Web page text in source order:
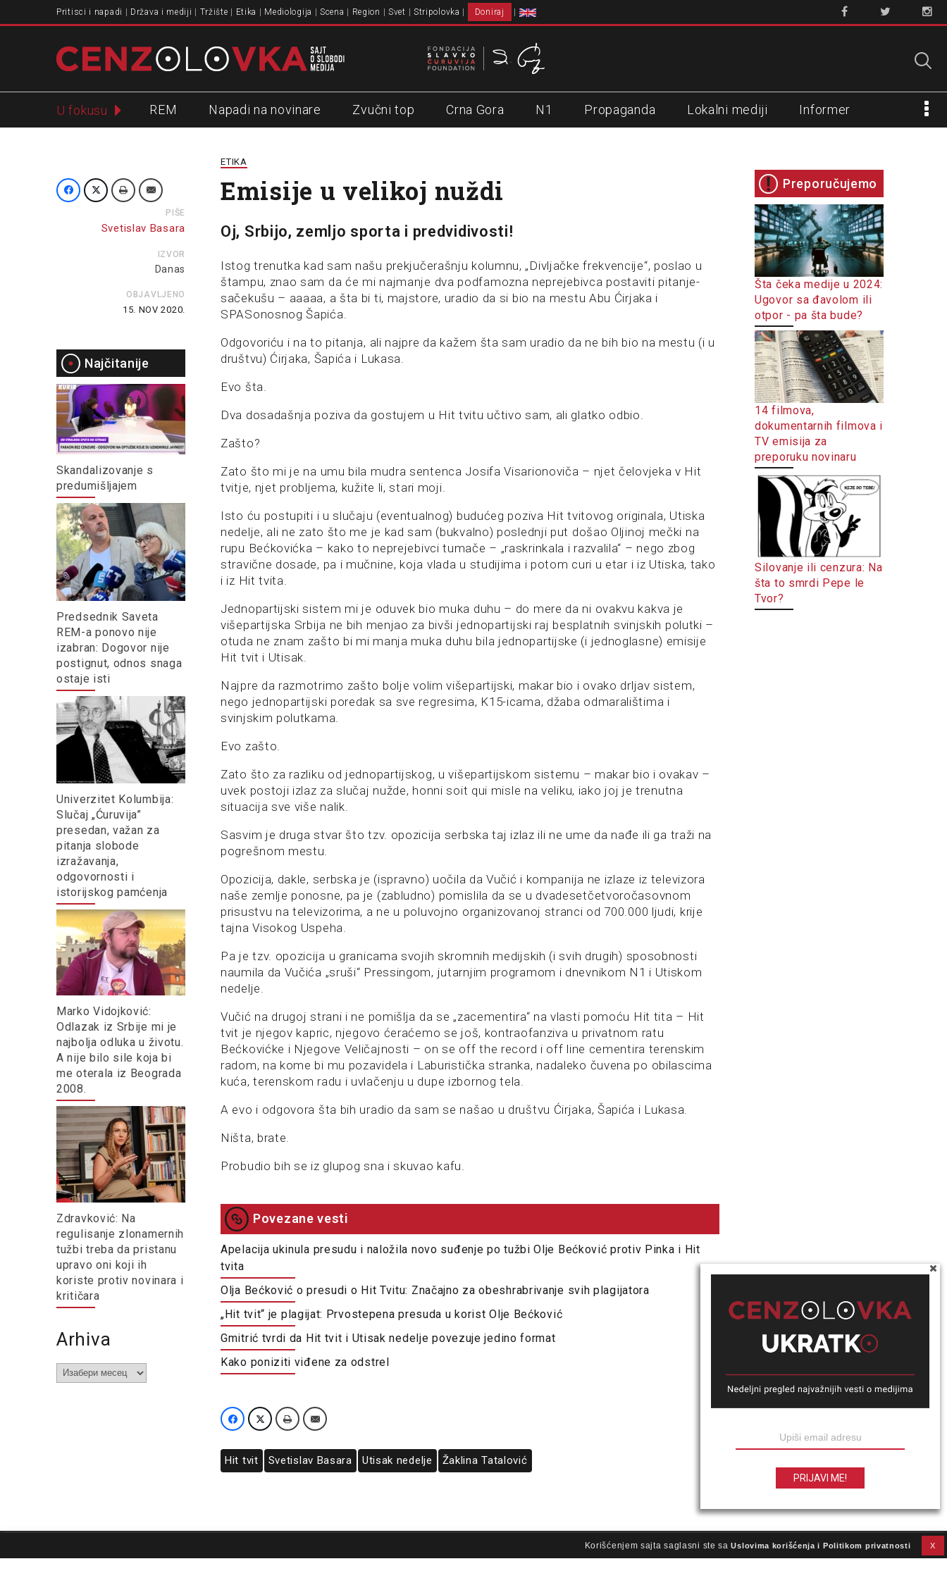
Pritisci i napadi Država i mediji Tržište Etika Mediologija Scena Region Svet Stripolovka Doniraj
U fokusu REM Napadi na novinare Zvučni top Crna Gora N1 Propaganda Lokalni mediji Informer
PIŠE
Svetislav Basara
IZVOR
Danas
OBJAVLJENO
15. NOV 2020.
Najčitanije
Skandalizovanje s
predumišljajem
Predsednik Saveta
REM-a ponovo nije
izabran: Dogovor nije
postignut, odnos snaga
ostaje isti
Univerzitet Kolumbija:
Slučaj „Ćuruvija”
presedan, važan za
pitanja slobode
izražavanja,
odgovornosti i
istorijskog pamćenja
Marko Vidojković:
Odlazak iz Srbije mi je
najbolja odluka u životu.
A nije bilo sile koja bi
me oterala iz Beograda
2008.
Zdravković: Na
regulisanje zlonamernih
tužbi treba da pristanu
upravo oni koji ih
koriste protiv novinara i
kritičara
Arhiva
Arhiva
ETIKA
Emisije u velikoj nuždi
Oj, Srbijo, zemljo sporta i predvidivosti!
Istog trenutka kad sam našu prekjučerašnju kolumnu, „Divljačke frekvencije“, poslao u
štampu, znao sam da će mi najmanje dva podfamozna neprejebivca postaviti pitanje-
sačekušu – aaaaa, a šta bi ti, majstore, uradio da si bio na mestu Abu Ćirjaka i
SPASonosnog Šapića.
Odgovoriću i na to pitanja, ali najpre da kažem šta sam uradio da ne bih bio na mestu (i u
društvu) Ćirjaka, Šapića i Lukasa.
Evo šta.
Dva dosadašnja poziva da gostujem u Hit tvitu učtivo sam, ali glatko odbio.
Zašto?
Zato što mi je na umu bila mudra sentenca Josifa Visarionoviča – njet čelovjeka v Hit
tvitje, njet probljema, kužite li, stari moji.
Isto ću postupiti i u slučaju (eventualnog) budućeg poziva Hit tvitovog originala, Utiska
nedelje, ali ne zato što me je kad sam (bukvalno) poslednji put došao Oljinoj mečki na
rupu Bećkovićka – kako to neprejebivci tumače – „raskrinkala i razvalila“ – nego zbog
stravične dosade, pa i mučnine, koja vlada u studijima i potom curi u etar i iz Utiska, tako
i iz Hit tvita.
Jednopartijski sistem mi je oduvek bio muka duhu – do mere da ni ovakvu kakva je
višepartijska Srbija ne bih menjao za bivši jednopartijski raj besplatnih svinjskih polutki –
otuda ne znam zašto bi mi manja muka duhu bila jednopartijske (i jednoglasne) emisije
Hit tvit i Utisak.
Najpre da razmotrimo zašto bolje volim višepartijski, makar bio i ovako drljav sistem,
nego jednopartijski poredak sa sve regresima, K15-icama, džaba odmaralištima i
svinjskim polutkama.
Evo zašto.
Zato što za razliku od jednopartijskog, u višepartijskom sistemu – makar bio i ovakav –
uvek postoji izlaz za slučaj nužde, honni soit qui misle na veliku, iako joj je trenutna
situacija sve više nalik.
Sasvim je druga stvar što tzv. opozicija serbska taj izlaz ili ne ume da nađe ili ga traži na
pogrešnom mestu.
Opozicija, dakle, serbska je (ispravno) uočila da Vučić i kompanija ne izlaze iz televizora
naše zemlje ponosne, pa je (zabludno) pomislila da se u dvadesetčetvoročasovnom
prisustvu na televizorima, a ne u poluvojno organizovanoj stranci od 700.000 ljudi, krije
tajna Visokog Uspeha.
Pa je tzv. opozicija u granicama svojih skromnih medijskih (i svih drugih) sposobnosti
naumila da Vučića „sruši“ Pressingom, jutarnjim programom i dnevnikom N1 i Utiskom
nedelje.
Vučić na drugoj strani i ne pomišlja da se „zacementira“ na vlasti pomoću Hit tita – Hit
tvit je njegov kapric, njegovo ćeraćemo se još, kontraofanziva u privatnom ratu
Bećkovićke i Njegove Veličajnosti – on se off the record i off line cementira terenskim
radom, na kome bi mu pozavidela i Laburistička stranka, nadaleko čuvena po obilascima
kuća, terenskom radu i uvlačenju u dupe izbornog tela.
A evo i odgovora šta bih uradio da sam se našao u društvu Ćirjaka, Šapića i Lukasa.
Ništa, brate.
Probudio bih se iz glupog sna i skuvao kafu.
Povezane vesti
Apelacija ukinula presudu i naložila novo suđenje po tužbi Olje Bećković protiv Pinka i Hit
tvita
Olja Bećković o presudi o Hit Tvitu: Značajno za obeshrabrivanje svih plagijatora
„Hit tvit“ je plagijat: Prvostepena presuda u korist Olje Bećković
Gmitrić tvrdi da Hit tvit i Utisak nedelje povezuje jedino format
Kako poniziti viđene za odstrel
Hit tvit Svetislav Basara Utisak nedelje Žaklina Tatalović
Preporučujemo
Šta čeka medije u 2024:
Ugovor sa đavolom ili
otpor - pa šta bude?
14 filmova,
dokumentarnih filmova i
TV emisija za
preporuku novinaru
Silovanje ili cenzura: Na
šta to smrdi Pepe le
Tvor?
Korišćenjem sajta saglasni ste saUslovima korišćenja i Politikom privatnosti X